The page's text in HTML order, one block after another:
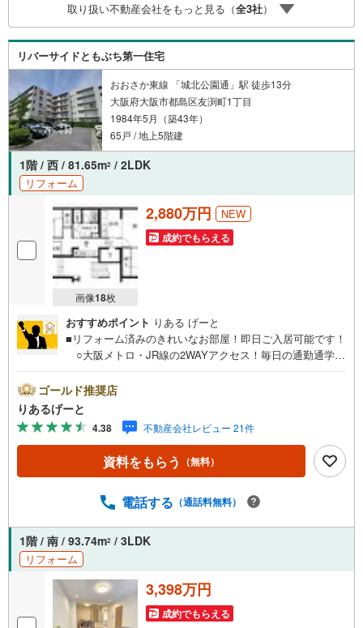
て送迎致します！【リフォーム相談】資格を持った専門ス
タッフがお悩みに合わせてお話をうかがい、お客さまにぴ
ったりの提案を行います！■その他:物件相談、住宅ローン
相談、ご質問、気になること、何でもお気軽にご相談くだ
さい！
取り扱い不動産会社をもっと見る（全3社）
リバーサイドともぶち第一住宅
おおさか東線 「城北公園通」駅 徒歩13分
大阪府大阪市都島区友渕町1丁目
1984年5月（築43年）
65戸 / 地上5階建
1階 / 西 / 81.65m2 / 2LDK
リフォーム
画像18枚
2,880万円 NEW
成約でもらえる
おすすめポイント りある げーと
■リフォーム済みのきれいなお部屋！即日ご入居可能です！
○大阪メトロ・JR線の2WAYアクセス！毎日の通勤通学も
川沿いの桜が楽しめますよ♪■物件検討中のお客さま！ちょ
っと見学してみたいだけなどでも内覧可能です！売主さま
の都合等で見学ができない場合がございます。お気軽に
「りあるげーと」までお問合わせ下さい！■「りあるげー
と」が選ばれるポイント！■年中休まず営業中！いつでも対
応致します！・営業時間:9:00～21:00上記の時間帯は、お
相談、承ります！■【無料送迎】「小さなお子さまをつれて
ご相談ください！営業スタッフがご自宅に伺って送迎致し
ます！【リフォーム相談】資格を持った専門スタッフがお
悩みに合わせてお話をうかがい、お客さまにぴったりの提
案を行います！■その他:物件相談、住宅ローン相談、ご質
問、気になること、何でもお気軽にご相談ください！
ゴールド推奨店
りあるげーと
4.38 不動産会社レビュー 21件
資料をもらう （無料）
電話する （通話料無料）
1階 / 南 / 93.74m2 / 3LDK
リフォーム
3,398万円
成約でもらえる